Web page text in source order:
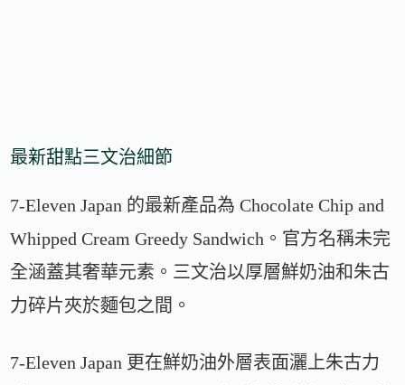
最新甜點三文治細節
7-Eleven Japan 的最新產品為 Chocolate Chip and
Whipped Cream Greedy Sandwich。官方名稱未完
全涵蓋其奢華元素。三文治以厚層鮮奶油和朱古
力碎片夾於麵包之間。
7-Eleven Japan 更在鮮奶油外層表面灑上朱古力